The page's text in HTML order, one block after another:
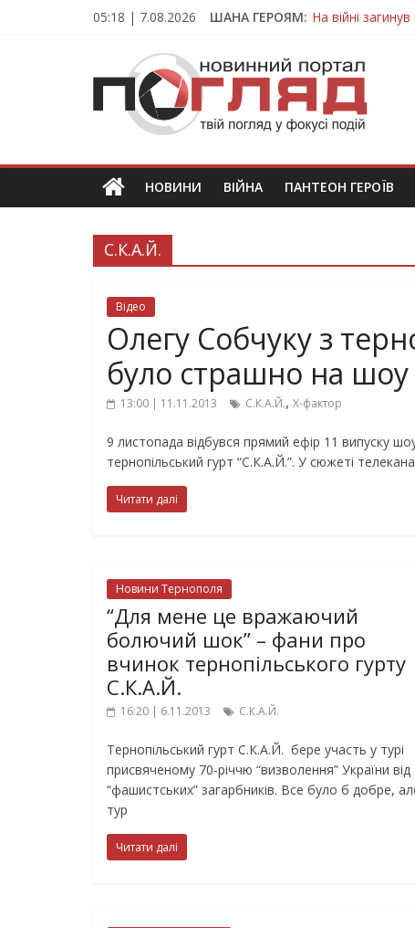
05:18 | 7.08.2026 ШАНА ГЕРОЯМ: На війні
Захисник з
Тернопільщина
Вважався
ПОГЛЯД
Новини
Тернополя.
новини
та
НОВИНИ ВІЙНА ПАНТЕОН ГЕРОЇВ
С.К.А.Й.
Відео
Олегу Собчуку з
було страшно на шоу
13:00 | 11.11.2013 С.К.А.Й., Х-фактор
9 листопада відбувся прямий ефір 11 випуску
тернопільський гурт “С.К.А.Й.”. У сюжеті
Читати далі
Новини Тернополя
“Для мене це вражаючий
болючий шок” – фани про
вчинок тернопільського гурту
С.К.А.Й.
16:20 | 6.11.2013 С.К.А.Й.
Тернопільський гурт С.К.А.Й. бере участь у турі
присвяченому 70-річчю “визволення” України від
“фашистських” загарбників. Все було б добре,
тур
Читати далі